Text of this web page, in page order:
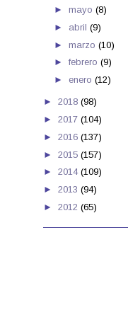
►mayo(8)
► abril(9)
►marzo(10)
►febrero(9)
► enero(12)
► 2018 (98)
► 2017 (104)
► 2016 (137)
► 2015 (157)
► 2014 (109)
► 2013 (94)
► 2012 (65)